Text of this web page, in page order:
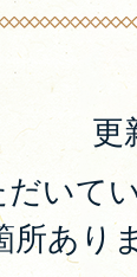
更
いて
所あり